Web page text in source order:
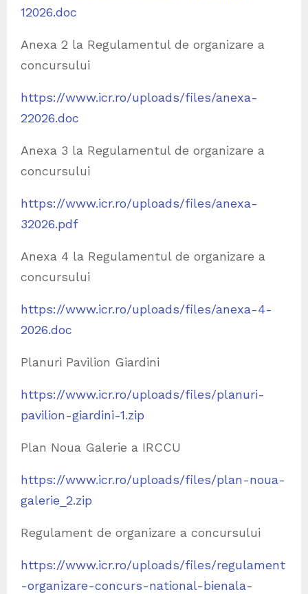
12026.doc
Anexa 2 la Regulamentul de organizare a
concursului
https://www.icr.ro/uploads/files/anexa-
22026.doc
Anexa 3 la Regulamentul de organizare a
concursului
https://www.icr.ro/uploads/files/anexa-
32026.pdf
Anexa 4 la Regulamentul de organizare a
concursului
https://www.icr.ro/uploads/files/anexa-4-
2026.doc
Planuri Pavilion Giardini
https://www.icr.ro/uploads/files/planuri-
pavilion-giardini-1.zip
Plan Noua Galerie a IRCCU
https://www.icr.ro/uploads/files/plan-noua-
galerie_2.zip
Regulament de organizare a concursului
https://www.icr.ro/uploads/files/regulament
-organizare-concurs-national-bienala-